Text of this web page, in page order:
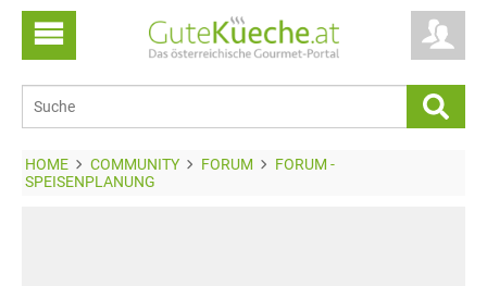
HOME COMMUNITY FORUM
FORUM -
SPEISENPLANUNG